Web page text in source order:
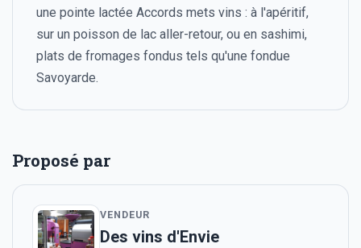
une pointe lactée Accords mets vins : à l'apéritif,
sur un poisson de lac aller-retour, ou en sashimi,
plats de fromages fondus tels qu'une fondue
Savoyarde.
Proposé par
VENDEUR
Des vins d'Envie